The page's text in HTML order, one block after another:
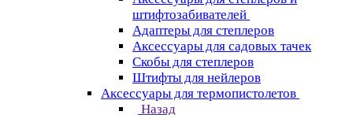
штифтозабивателей
Адаптеры для степлеров
Аксессуары для садовых тачек
Скобы для степлеров
Штифты для нейлеров
Аксессуары для термопистолетов
Назад